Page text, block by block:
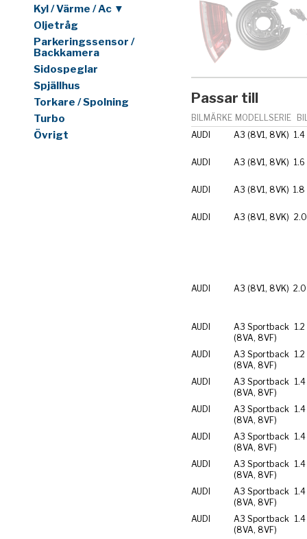
Kyl / Värme / Ac ▼
Oljetråg
Parkeringssensor /
Backkamera
Sidospeglar
Spjällhus
Torkare / Spolning
Turbo
Övrigt
Passar till
BILMÄRKE MODELLSERIE
AUDI
A3 (8V1, 8VK) 1.4
AUDI A3 (8V1, 8VK) 1.6
AUDI A3 (8V1, 8VK) 1.8
AUDI A3 (8V1, 8VK)
AUDI A3 (8V1, 8VK)
AUDI
A3 Sportback
(8VA, 8VF)
AUDI
A3 Sportback
(8VA, 8VF)
AUDI
A3 Sportback
(8VA, 8VF)
AUDI
A3 Sportback
(8VA, 8VF)
AUDI
A3 Sportback
(8VA, 8VF)
AUDI
A3 Sportback
(8VA, 8VF)
AUDI
A3 Sportback
(8VA, 8VF)
AUDI
A3 Sportback
(8VA, 8VF)